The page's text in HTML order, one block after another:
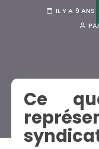
IL Y A 9 ANS
Ce